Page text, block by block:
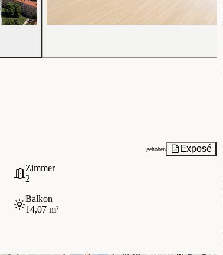
gehoben
Exposé
Zimmer
2
Balkon
14,07 m²